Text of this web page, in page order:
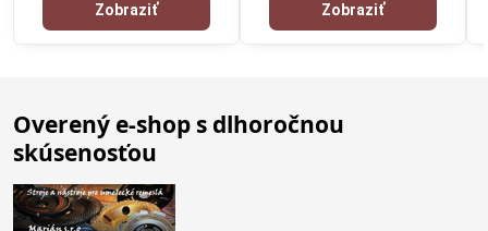
Zobraziť Zobraziť
Overený e-shop s dlhoročnou
skúsenosťou